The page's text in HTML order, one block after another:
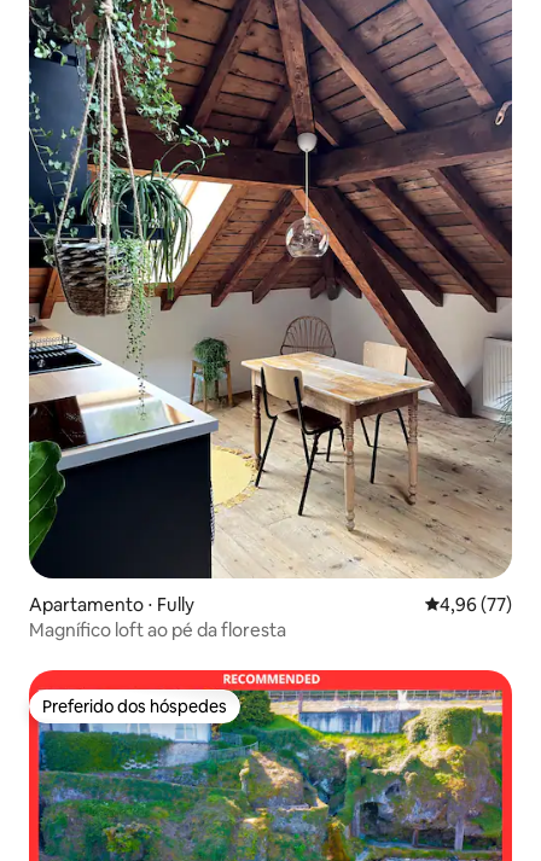
Apartamento ⋅ Fully 4,96 de uma
4,96 (77)
Magnífico loft ao pé da floresta
Preferido dos hóspedes
Preferido dos hóspedes